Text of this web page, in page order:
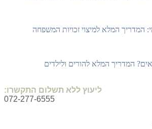
המדריך המלא למיצוי זכויות המשפחה
המדריך המלא להורים ולילדים
ליעוץ ללא תשלום התקשרו:
072-277-6555